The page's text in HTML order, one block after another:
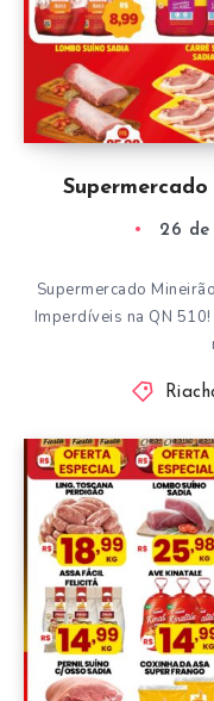
26 de
Supermercado
Imperdíveis na QN